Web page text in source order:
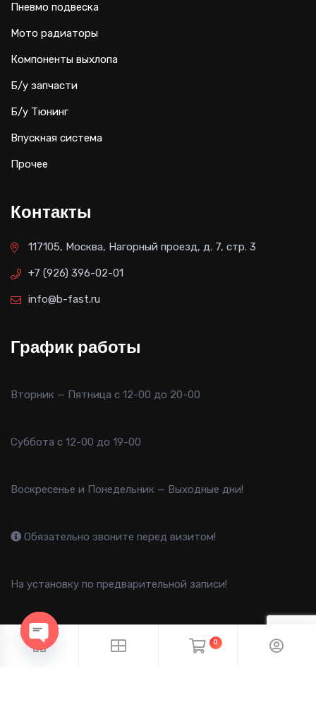
Пневмо подвеска
Мото радиаторы
Компоненты выхлопа
Б/у запчасти
Б/у Тюнинг
Впускная система
Прочее
Контакты
117105, Москва, Нагорный проезд, д. 7, стр. 3
+7 (926) 396-02-01
info@b-fast.ru
График работы
Вторник — Пятница с 12-00 до 20-00
Суббота с 12-00 до 19-00
Воскресенье и Понедельник — Выходные дни!
Обязательно звоните перед визитом!
На установку по предварительной записи!
0